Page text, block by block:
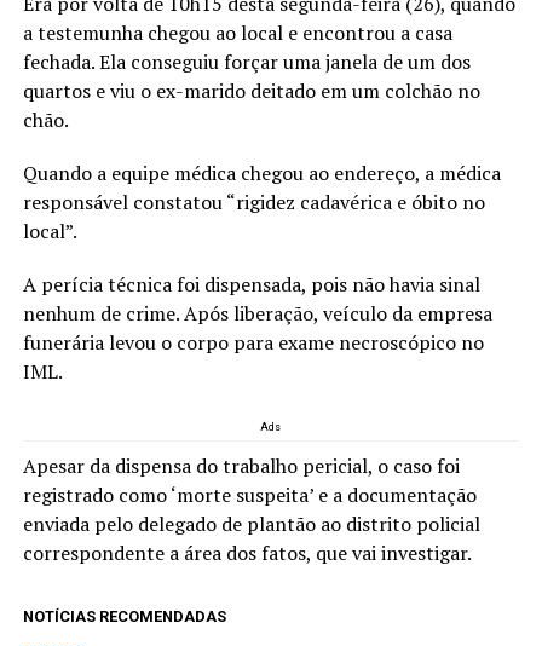
a testemunha chegou ao local e encontrou a casa
fechada. Ela conseguiu forçar uma janela de um dos
quartos e viu o ex-marido deitado em um colchão no
chão.
Quando a equipe médica chegou ao endereço, a médica
responsável constatou “rigidez cadavérica e óbito no
local”.
A perícia técnica foi dispensada, pois não havia sinal
nenhum de crime. Após liberação, veículo da empresa
funerária levou o corpo para exame necroscópico no
IML.
Ads
Apesar da dispensa do trabalho pericial, o caso foi
registrado como ‘morte suspeita’ e a documentação
enviada pelo delegado de plantão ao distrito policial
correspondente a área dos fatos, que vai investigar.
NOTÍCIAS RECOMENDADAS